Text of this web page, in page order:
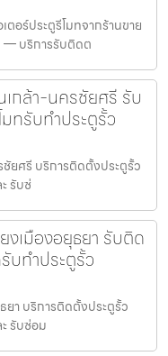
ตอร์ประตูรีโมทจากร้านขาย
— บริการรับติดต
กล้า-นครชัยศรี รับ
ทรับทำประตูรั้ว
ยศรี บริการติดตั้งประตูรั้ว
รับซ่
งเมืองอยุธยา รับติด
บทำประตูรั้ว
า บริการติดตั้งประตูรั้ว
รับซ่อม